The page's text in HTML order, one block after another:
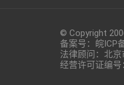
© Copyright
备案号： 皖ICP
法律顾问：北
经营许可证编号